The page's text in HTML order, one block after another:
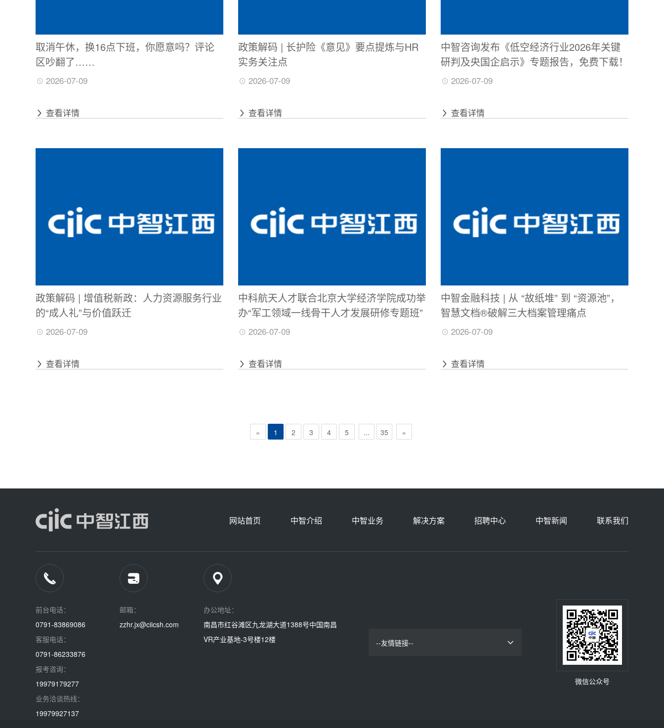
取消午休，换16点下班，你愿意吗？评论
区吵翻了……
2026-07-09
查看详情
政策解码 | 长护险《意见》要点提炼与HR
实务关注点
2026-07-09
查看详情
中智咨询发布《低空经济行业2026年关键
研判及央国企启示》专题报告，免费下载！
2026-07-09
查看详情
政策解码 | 增值税新政：人力资源服务行业
的“成人礼”与价值跃迁
2026-07-09
查看详情
中科航天人才联合北京大学经济学院成功举
办“军工领域一线骨干人才发展研修专题班”
2026-07-09
查看详情
中智金融科技 | 从 “故纸堆” 到 “资源池”，
智慧文档®破解三大档案管理痛点
2026-07-09
查看详情
« 1 2 3 4 5 ... 35 »
网站首页 中智介绍 中智业务 解决方案 招聘中心 中智新闻 联系我们
前台电话：
0791-83869086
客服电话：
0791-86233876
报考咨询：
19979179277
业务洽谈热线：
19979927137
邮箱：
zzhr.jx@ciicsh.com
办公地址：
南昌市红谷滩区九龙湖大道1388号中国南昌
VR产业基地-3号楼12楼
--友情链接--
微信公众号